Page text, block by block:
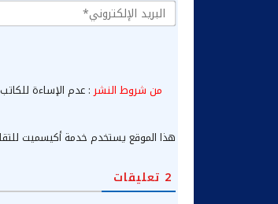
من شروط النشر: عدم الإساءة
هذا الموقع يستخدم خدمة أكيسميت
2 تعليقات